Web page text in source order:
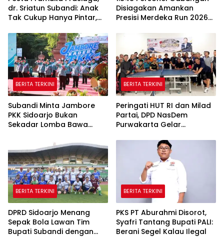
dr. Sriatun Subandi: Anak
Tak Cukup Hanya Pintar,
Dibentuk Sejak Dini
Disiagakan Amankan
Presisi Merdeka Run 2026
BERITA TERKINI
Subandi Minta Jambore
PKK Sidoarjo Bukan
Sekadar Lomba Bawa
untuk Warga
BERITA TERKINI
Peringati HUT RI dan Milad
Partai, DPD NasDem
Purwakarta Gelar
hingga Baksos Gratis
BERITA TERKINI
DPRD Sidoarjo Menang
Sepak Bola Lawan Tim
Bupati Subandi dengan
BERITA TERKINI
PKS PT Aburahmi Disorot,
Syafri Tantang Bupati PALI:
Berani Segel Kalau Ilegal